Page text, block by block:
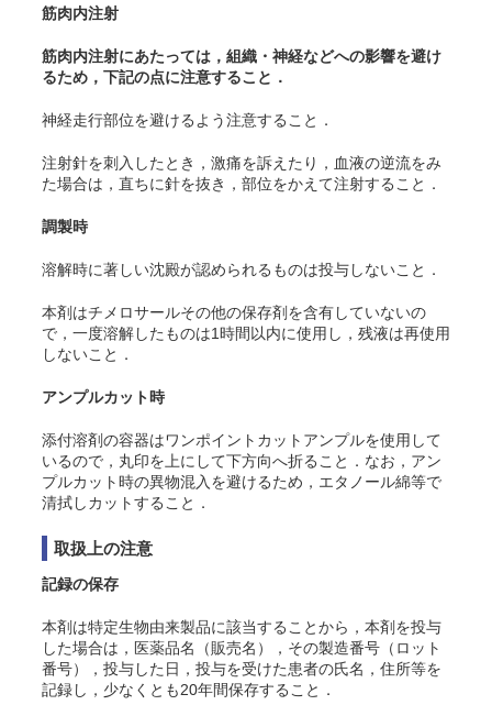
筋肉内注射
筋肉内注射にあたっては，組織・神経などへの影響を避け
るため，下記の点に注意すること．
神経走行部位を避けるよう注意すること．
注射針を刺入したとき，激痛を訴えたり，血液の逆流をみ
た場合は，直ちに針を抜き，部位をかえて注射すること．
調製時
溶解時に著しい沈殿が認められるものは投与しないこと．
本剤はチメロサールその他の保存剤を含有していないの
で，一度溶解したものは1時間以内に使用し，残液は再使用
しないこと．
アンプルカット時
添付溶剤の容器はワンポイントカットアンプルを使用して
いるので，丸印を上にして下方向へ折ること．なお，アン
プルカット時の異物混入を避けるため，エタノール綿等で
清拭しカットすること．
取扱上の注意
記録の保存
本剤は特定生物由来製品に該当することから，本剤を投与
した場合は，医薬品名（販売名），その製造番号（ロット
番号），投与した日，投与を受けた患者の氏名，住所等を
記録し，少なくとも20年間保存すること．